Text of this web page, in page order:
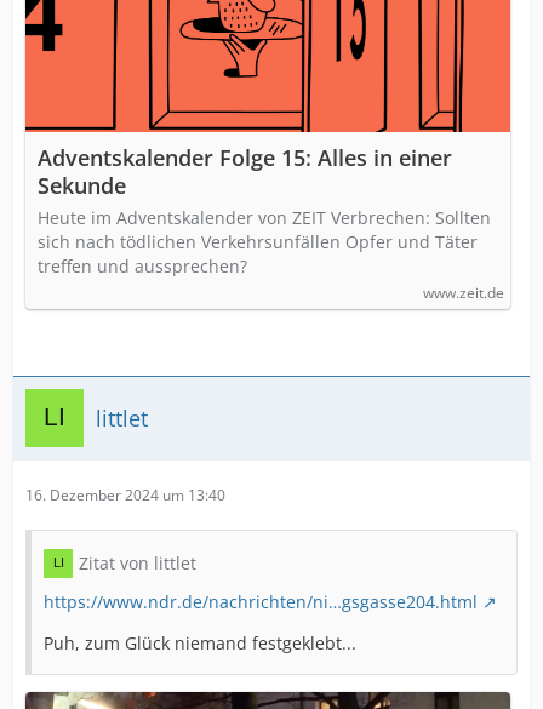
Adventskalender Folge 15: Alles in einer
Sekunde
Heute im Adventskalender von ZEIT Verbrechen: Sollten
sich nach tödlichen Verkehrsunfällen Opfer und Täter
treffen und aussprechen?
www.zeit.de
littlet
16. Dezember 2024 um 13:40
Zitat von littlet
https://www.ndr.de/nachrichten/ni…gsgasse204.html
Puh, zum Glück niemand festgeklebt...